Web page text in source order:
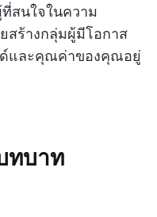
สนใจในความ
สร้างกลุ่มผู้มีโอกาส
ด์และคุณค่าของคุณอยู่
ทบาท